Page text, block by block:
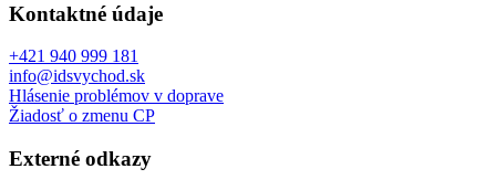
Kontaktné údaje
+421 940 999 181
info@idsvychod.sk
Hlásenie problémov v doprave
Žiadosť o zmenu CP
Externé odkazy